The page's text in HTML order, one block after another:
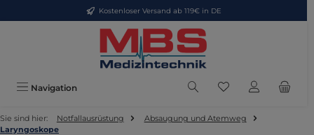
Zum Hauptinhalt springenKostenloser Versand ab 119€ in DE
Navigation Du hast 0
Sie sind hier: Notfallausrüstung
Absaugung und Atemweg
Laryngoskope